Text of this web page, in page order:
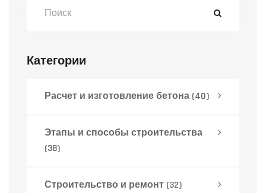
тип кровли. Всё максимально просто,
Категории
Расчет и изготовление бетона (40)
Этапы и способы строительства
(38)
Строительство и ремонт (32)